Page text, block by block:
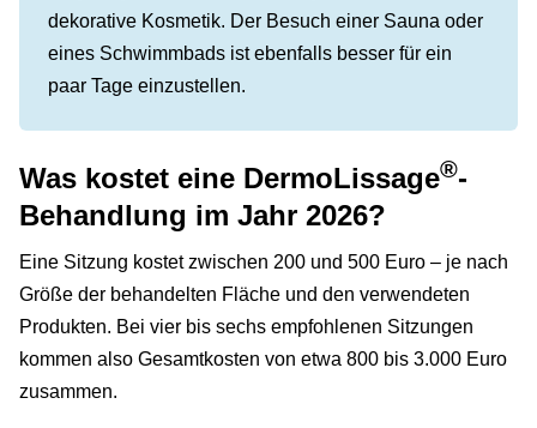
dekorative Kosmetik. Der Besuch einer Sauna oder
eines Schwimmbads ist ebenfalls besser für ein
paar Tage einzustellen.
Was kostet eine DermoLissage®-
Behandlung im Jahr 2026?
Eine Sitzung kostet zwischen 200 und 500 Euro – je nach
Größe der behandelten Fläche und den verwendeten
Produkten. Bei vier bis sechs empfohlenen Sitzungen
kommen also Gesamtkosten von etwa 800 bis 3.000 Euro
zusammen.